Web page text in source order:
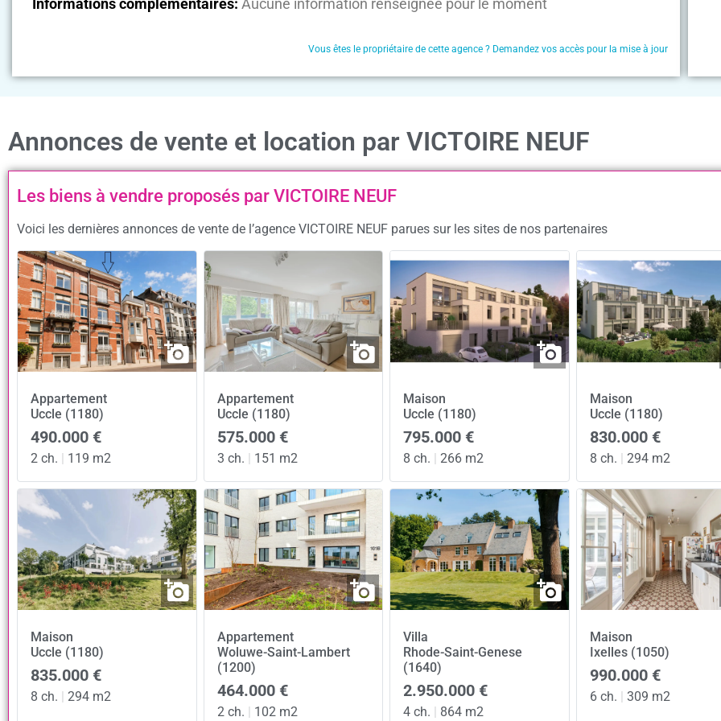
Informations complémentaires: Aucune information renseignée pour le moment
Vous êtes le propriétaire de cette agence ? Demandez vos accès pour la mise à jour
Annonces de vente et location par VICTOIRE NEUF
Les biens à vendre proposés par VICTOIRE NEUF
Voici les dernières annonces de vente de l’agence VICTOIRE NEUF parues sur les sites de nos partenaires
Appartement
Uccle (1180)
490.000 €
2 ch. | 119 m2
Appartement
Uccle (1180)
575.000 €
3 ch. | 151 m2
Maison
Uccle (1180)
795.000 €
8 ch. | 266 m2
Maison
Uccle (1180)
830.000 €
8 ch. | 294 m2
Maison
Uccle (1180)
835.000 €
8 ch. | 294 m2
Appartement
Woluwe-Saint-Lambert
(1200)
464.000 €
2 ch. | 102 m2
Villa
Rhode-Saint-Genese
(1640)
2.950.000 €
4 ch. | 864 m2
Maison
Ixelles (1050)
990.000 €
6 ch. | 309 m2